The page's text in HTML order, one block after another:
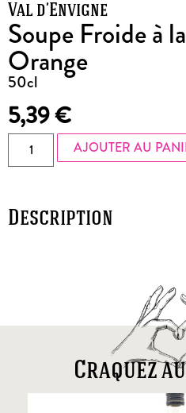
Val d’Envigne
Soupe Froide à
Orange
50cl
5,39€
AJOUTER AU
Description
Craquez